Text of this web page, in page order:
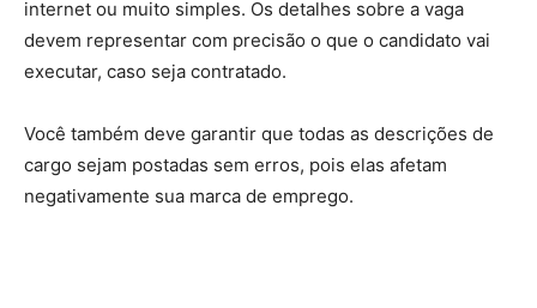
internet ou muito simples. Os detalhes sobre a vaga
devem representar com precisão o que o candidato vai
executar, caso seja contratado.
Você também deve garantir que todas as descrições de
cargo sejam postadas sem erros, pois elas afetam
negativamente sua marca de emprego.